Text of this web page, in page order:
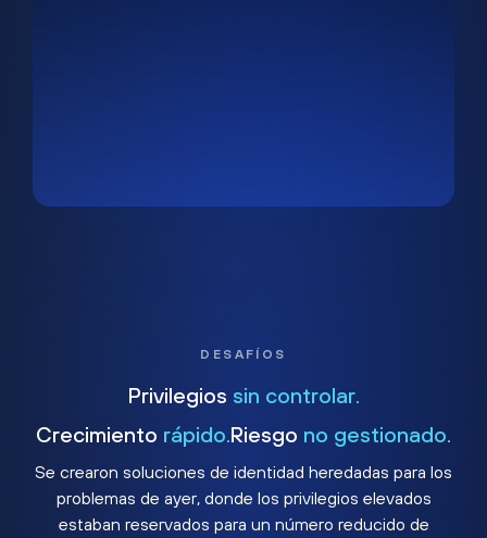
DESAFÍOS
Privilegios sin controlar.
Crecimiento rápido. Riesgo no gestionado.
Se crearon soluciones de identidad heredadas para los
problemas de ayer, donde los privilegios elevados
estaban reservados para un número reducido de